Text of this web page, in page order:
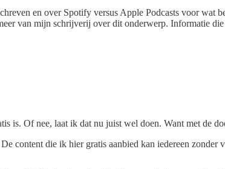
en over Spotify versus Apple Podcasts voor wat
van mijn schrijverij over dit onderwerp. Informatie die
is. Of nee, laat ik dat nu juist wel doen. Want met de
content die ik hier gratis aanbied kan iedereen